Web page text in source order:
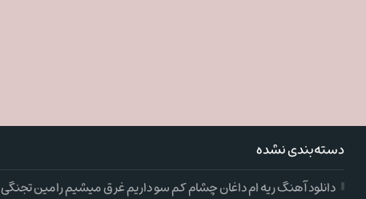
دسته‌بندی نشده
دانلود آهنگ ریه ام داغان چشام کم سو داریم غرق میشیم رامین تجنگی